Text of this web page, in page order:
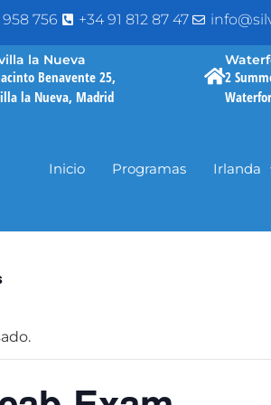
756 +34 91 812 87 47
la Nueva
Benavente 25,
la Nueva, Madrid
2
Inicio Programas Irlanda